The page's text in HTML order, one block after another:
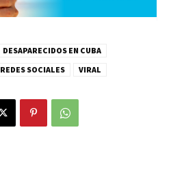
DESAPARECIDOS EN CUBA
REDES SOCIALES VIRAL